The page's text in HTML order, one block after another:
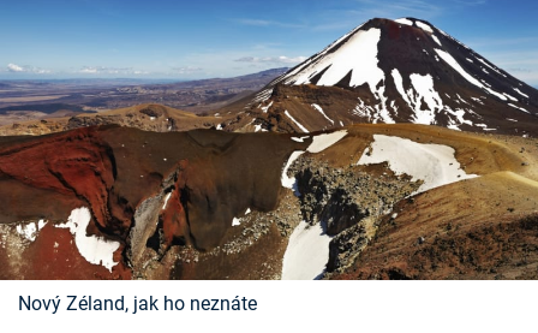
Nový Zéland, jak ho neznáte